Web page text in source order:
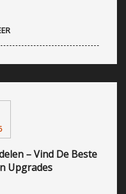
– Vind De Beste
Upgrades